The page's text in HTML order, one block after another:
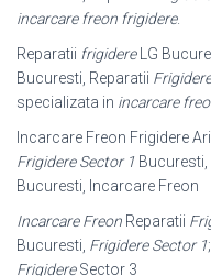
incarcare freon frigidere.
Reparatii frigidereLG
Bucuresti, Reparatii Frigidere
specializata in incarcare
Incarcare Freon Frigidere
Frigidere Sector 1
Bucuresti, Incarcare Freon
Incarcare Freon Reparatii
Bucuresti, Frigidere Sector 1
FrigidereSector 3